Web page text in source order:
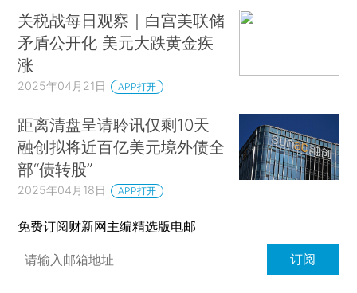
关税战每日观察｜白宫美联储
矛盾公开化 美元大跌黄金疾
涨
2025年04月21日 APP打开
距离清盘呈请聆讯仅剩10天
融创拟将近百亿美元境外债全
部“债转股”
2025年04月18日 APP打开
免费订阅财新网主编精选版电邮
订阅